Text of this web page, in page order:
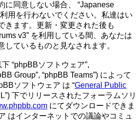
に同意しない場合、 “Japanese
用を行わないでください。私達はい
きます。更新・変更された後も
v3” を利用している間、あなたは
しているものと見なされます。
“phpBBソフトウェア”,
Group”, “phpBB Teams”) によって
ソフトウェア は “General Public
下でリリースされたフォーラムソリ
にてダウンロードできま
はインターネットでの議論やコミュ